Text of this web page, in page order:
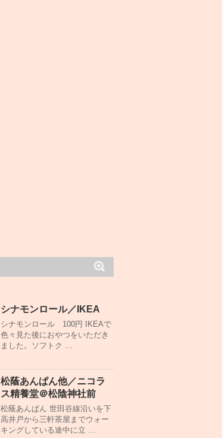
シナモンロール／IKEA
シナモンロール 100円 IKEAで
色々見た後におやつをいただき
ました。ソフトク …
松蔭あんぱん他／ニコラ
ス精養堂＠松陰神社前
松蔭あんぱん 世田谷線沿いを下
高井戸から三軒茶屋までウォー
キングしている途中に立 …